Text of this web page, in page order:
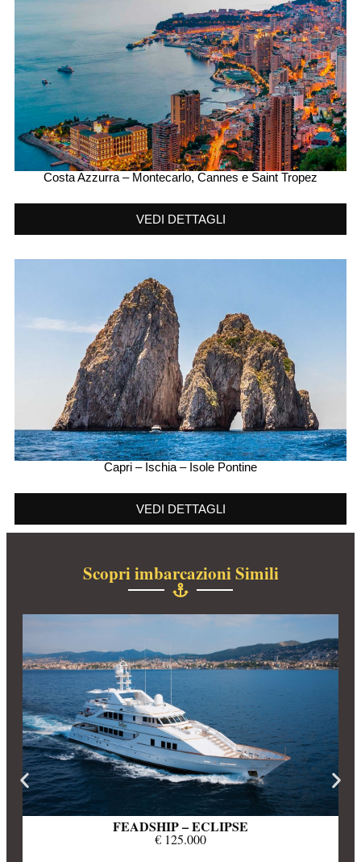
Costa Azzurra – Montecarlo, Cannes e Saint Tropez
VEDI DETTAGLI
Capri – Ischia – Isole Pontine
VEDI DETTAGLI
Scopri imbarcazioni Simili
FEADSHIP – ECLIPSE
€ 125.000